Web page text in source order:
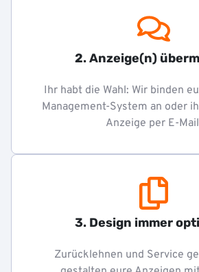
2. Anzeige(n)
Ihr habt die Wahl: Wir binden
Management-System an oder
Anzeige per E-
3. Design immer
Zurücklehnen und Service